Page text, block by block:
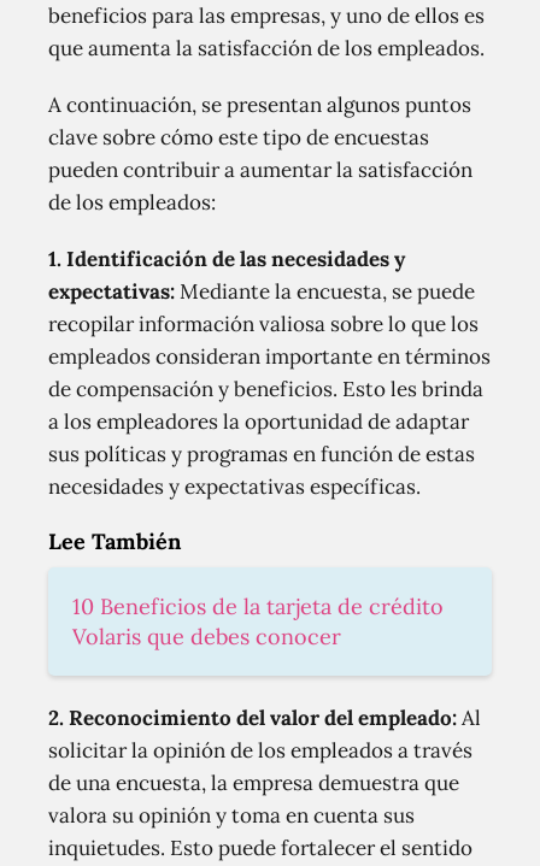
beneficios para las empresas, y uno de ellos es
que aumenta la satisfacción de los empleados.
A continuación, se presentan algunos puntos
clave sobre cómo este tipo de encuestas
pueden contribuir a aumentar la satisfacción
de los empleados:
1. Identificación de las necesidades y
expectativas:Mediante la encuesta, se puede
recopilar información valiosa sobre lo que los
empleados consideran importante en términos
de compensación y beneficios. Esto les brinda
a los empleadores la oportunidad de adaptar
sus políticas y programas en función de estas
necesidades y expectativas específicas.
Lee También
10 Beneficios de la tarjeta de crédito
Volaris que debes conocer
2. Reconocimiento del valor del empleado:Al
solicitar la opinión de los empleados a través
de una encuesta, la empresa demuestra que
valora su opinión y toma en cuenta sus
inquietudes. Esto puede fortalecer el sentido